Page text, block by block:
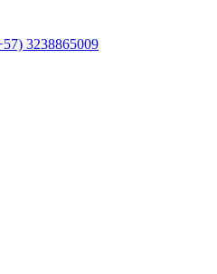
3238865009